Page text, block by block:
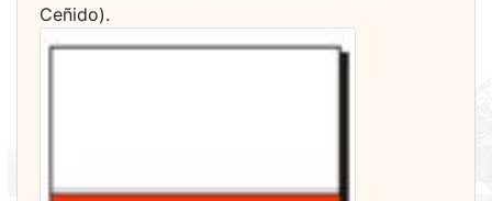
Ceñido).